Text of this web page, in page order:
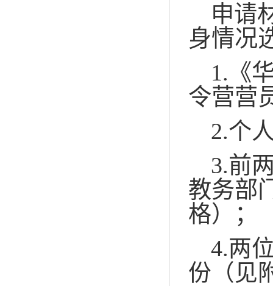
申请
身情况
1. 《
令营营
2.个
3.前
教务部
格）；
4.两
份（见